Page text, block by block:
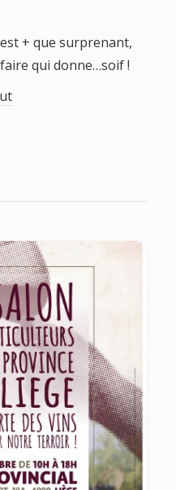
+ que surprenant,
qui donne…soif !